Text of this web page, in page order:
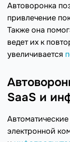
Автоворонка
привлечение
Также она
ведет их к
увеличивается
SaaS и
электронной